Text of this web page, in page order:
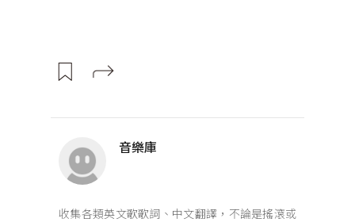
音樂庫
收集各類英文歌歌詞、中文翻譯，不論是搖滾或